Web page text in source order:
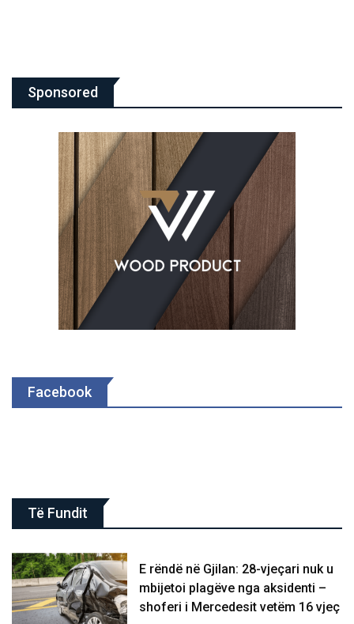
Sponsored
Facebook
Të Fundit
E rëndë në Gjilan: 28-vjeçari nuk u
mbijetoi plagëve nga aksidenti –
shoferi i Mercedesit vetëm 16 vjeç